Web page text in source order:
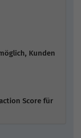
Kunden
Score für